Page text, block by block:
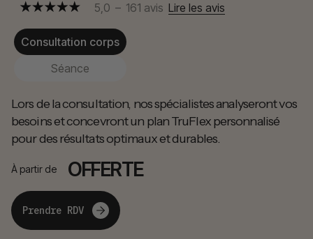
5,0 – 161 avis Lire les avis
Consultation corps
Séance
Lors de la consultation, nos spécialistes analyseront vos
besoins et concevront un plan TruFlex personnalisé
pour des résultats optimaux et durables.
À partir de OFFERTE
Prendre RDV